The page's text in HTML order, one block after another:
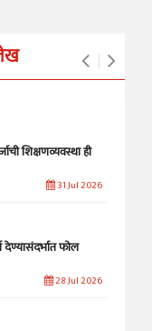
शिक्षणव्यवस्था ही
31 Jul 2026
देण्यासंदर्भात फोल
28 Jul 2026